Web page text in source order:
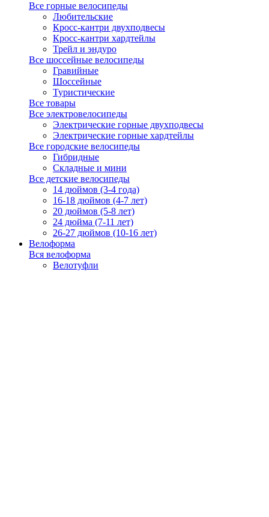
Все горные велосипеды
Любительские
Кросс-кантри двухподвесы
Кросс-кантри хардтейлы
Трейл и эндуро
Все шоссейные велосипеды
Гравийные
Шоссейные
Туристические
Все товары
Все электровелосипеды
Электрические горные двухподвесы
Электрические горные хардтейлы
Все городские велосипеды
Гибридные
Складные и мини
Все детские велосипеды
14 дюймов (3-4 года)
16-18 дюймов (4-7 лет)
20 дюймов (5-8 лет)
24 дюйма (7-11 лет)
26-27 дюймов (10-16 лет)
Велоформа
Вся велоформа
Велотуфли